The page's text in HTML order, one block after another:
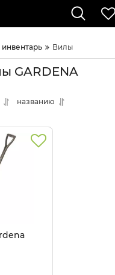
Вилы
GARDENA
названию